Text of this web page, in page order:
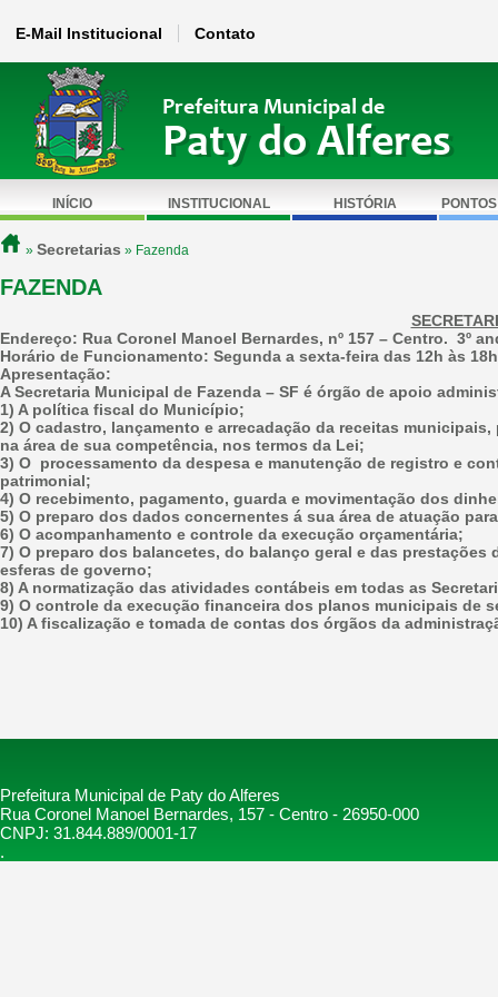
E-Mail Institucional Contato
Prefeitura Municipal de
Paty do Alferes
INÍCIO INSTITUCIONAL HISTÓRIA
» Secretarias » Fazenda
FAZENDA
Endereço: Rua Coronel Manoel Bernardes, nº 157 – Centro. 3º
Horário de Funcionamento: Segunda a sexta-feira das 12h às 18h
Apresentação:
A Secretaria Municipal de Fazenda – SF é órgão de apoio
1) A política fiscal do Município;
2) O cadastro, lançamento e arrecadação da receitas
na área de sua competência, nos termos da Lei;
3) O processamento da despesa e manutenção de registro e
patrimonial;
4) O recebimento, pagamento, guarda e movimentação dos
5) O preparo dos dados concernentes á sua área de atuação
6) O acompanhamento e controle da execução orçamentária;
7) O preparo dos balancetes, do balanço geral e das
esferas de governo;
8) A normatização das atividades contábeis em todas as
9) O controle da execução financeira dos planos municipais de
10) A fiscalização e tomada de contas dos órgãos da
Prefeitura Municipal de Paty do Alferes
Rua Coronel Manoel Bernardes, 157 - Centro - 26950-000
CNPJ: 31.844.889/0001-17
.